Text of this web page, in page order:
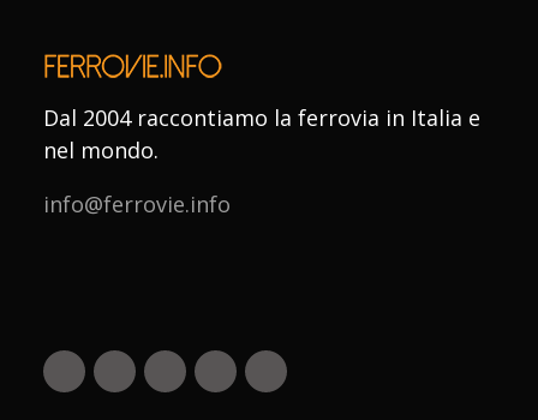
Dal 2004 raccontiamo la ferrovia in Italia e
nel mondo.
info@ferrovie.info